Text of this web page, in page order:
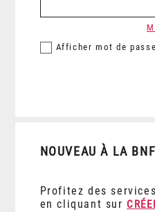
Afficher mot de passe
NOUVEAU À LA
Profitez des
en cliquant sur